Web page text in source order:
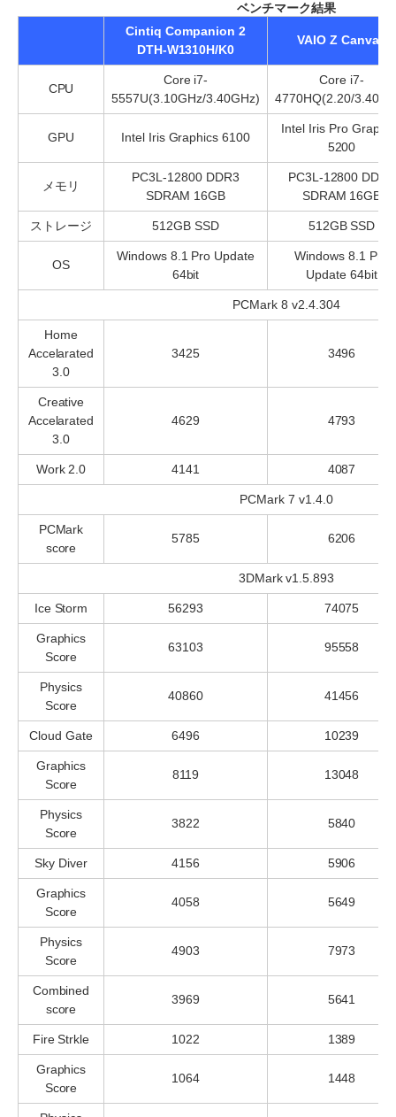
ベンチマーク結果
Cintiq Companion 2
DTH-W1310H/K0
VAIO Z Canvas
CPU
Core i7-
5557U(3.10GHz/3.40GHz)
Core i7-
4770HQ(2.20/
GPU Intel Iris Graphics 6100
Intel Iris Pro
5200
メモリ
PC3L-12800 DDR3
SDRAM 16GB
PC3L-12800 DDR3
SDRAM 16GB
ストレージ 512GB SSD 512GB SSD
OS
Windows 8.1 Pro Update
64bit
Windows 8.1 Pro
Update 64bit
PCMark 8 v2.4.304
Home
Accelarated
3.0
3425 3496
Creative
Accelarated
3.0
4629 4793
Work 2.0 4141 4087
PCMark 7 v1.4.0
PCMark
score
5785 6206
3DMark v1.5.893
Ice Storm 56293 74075
Graphics
Score
63103 95558
Physics
Score
40860 41456
Cloud Gate 6496 10239
Graphics
Score
8119 13048
Physics
Score
3822 5840
Sky Diver 4156 5906
Graphics
Score
4058 5649
Physics
Score
4903 7973
Combined
score
3969 5641
Fire Strkle 1022 1389
Graphics
Score
1064 1448